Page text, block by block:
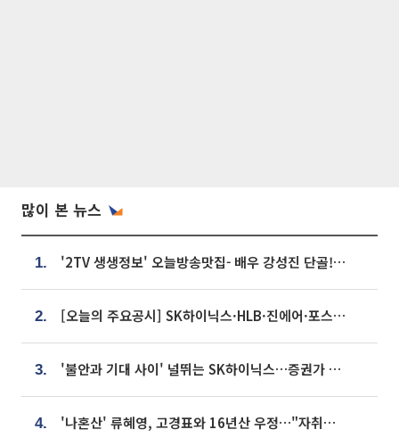
많이 본 뉴스
1. '2TV 생생정보' 오늘방송맛집- 배우 강성진 단골! 쌀국수ㆍ푸팟퐁 커리 맛집 '블○○○'
2. [오늘의 주요공시] SK하이닉스·HLB·진에어·포스코홀딩스·네이버·대우건설 등
3. '불안과 기대 사이' 널뛰는 SK하이닉스…증권가 "HBM4·LTA 기반 펀터멘털 견고"
4. '나혼산' 류혜영, 고경표와 16년산 우정…"자취방서 부모님과 마주쳐"